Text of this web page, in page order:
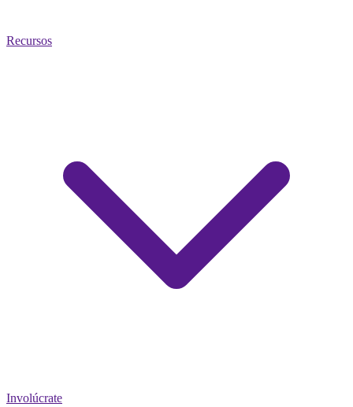
Recursos
Involúcrate